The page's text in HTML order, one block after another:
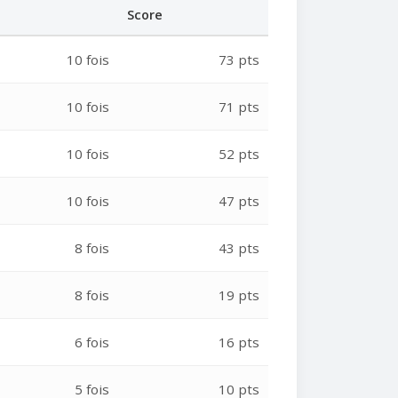
Score
10 fois 73 pts
10 fois 71 pts
10 fois 52 pts
10 fois 47 pts
8 fois 43 pts
8 fois 19 pts
6 fois 16 pts
5 fois 10 pts